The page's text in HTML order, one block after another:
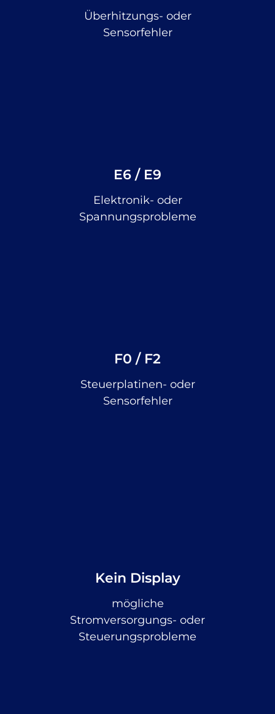
Überhitzungs- oder
Sensorfehler
E6 / E9
Elektronik- oder
Spannungsprobleme
F0 / F2
Steuerplatinen- oder
Sensorfehler
Kein Display
mögliche
Stromversorgungs- oder
Steuerungsprobleme